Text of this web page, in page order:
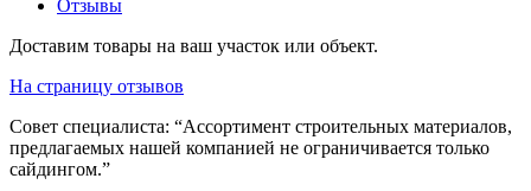
Отзывы
Доставим товары на ваш участок или объект.
На страницу отзывов
Совет специалиста: “Ассортимент строительных материалов,
предлагаемых нашей компанией не ограничивается только
сайдингом.”